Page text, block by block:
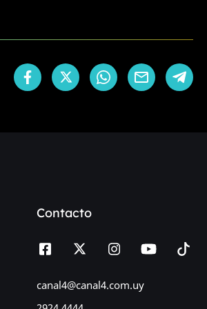
Contacto
canal4@canal4.com.uy